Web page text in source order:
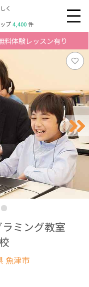
く
ップ4,400件
料体験レッスン有り
ミング教室
魚津市